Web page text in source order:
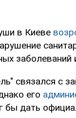
в Киеве
заболеваний
связался с
его
бы дать